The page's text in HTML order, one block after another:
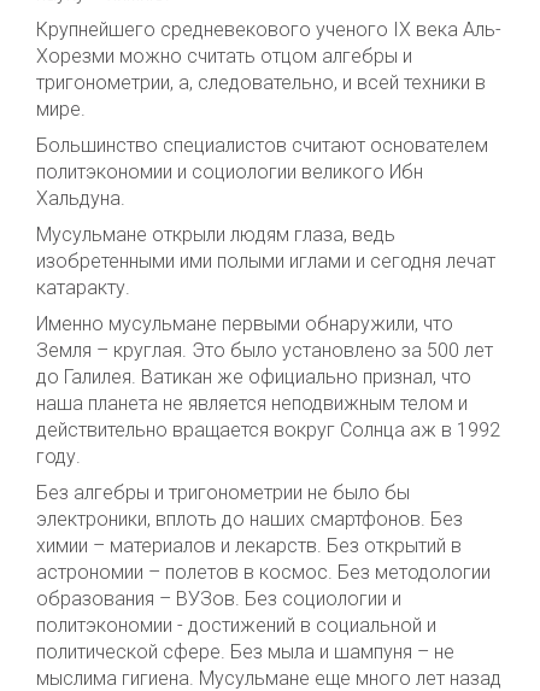
Крупнейшего средневекового ученого IX века Аль-
Хорезми можно считать отцом алгебры и
тригонометрии, а, следовательно, и всей техники в
мире.
Большинство специалистов считают основателем
политэкономии и социологии великого Ибн
Хальдуна.
Мусульмане открыли людям глаза, ведь
изобретенными ими полыми иглами и сегодня лечат
катаракту.
Именно мусульмане первыми обнаружили, что
Земля – круглая. Это было установлено за 500 лет
до Галилея. Ватикан же официально признал, что
наша планета не является неподвижным телом и
действительно вращается вокруг Солнца аж в 1992
году.
Без алгебры и тригонометрии не было бы
электроники, вплоть до наших смартфонов. Без
химии – материалов и лекарств. Без открытий в
астрономии – полетов в космос. Без методологии
образования – ВУЗов. Без социологии и
политэкономии - достижений в социальной и
политической сфере. Без мыла и шампуня – не
мыслима гигиена. Мусульмане еще много лет назад